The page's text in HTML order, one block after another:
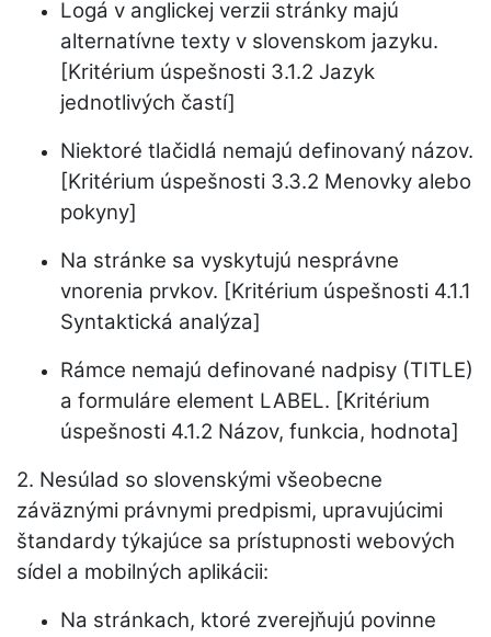
Logá v anglickej verzii stránky majú
alternatívne texty v slovenskom jazyku.
[Kritérium úspešnosti 3.1.2 Jazyk
jednotlivých častí]
Niektoré tlačidlá nemajú definovaný názov.
[Kritérium úspešnosti 3.3.2 Menovky alebo
pokyny]
Na stránke sa vyskytujú nesprávne
vnorenia prvkov. [Kritérium úspešnosti 4.1.1
Syntaktická analýza]
Rámce nemajú definované nadpisy (TITLE)
a formuláre element LABEL. [Kritérium
úspešnosti 4.1.2 Názov, funkcia, hodnota]
2. Nesúlad so slovenskými všeobecne
záväznými právnymi predpismi, upravujúcimi
štandardy týkajúce sa prístupnosti webových
sídel a mobilných aplikácii:
Na stránkach, ktoré zverejňujú povinne